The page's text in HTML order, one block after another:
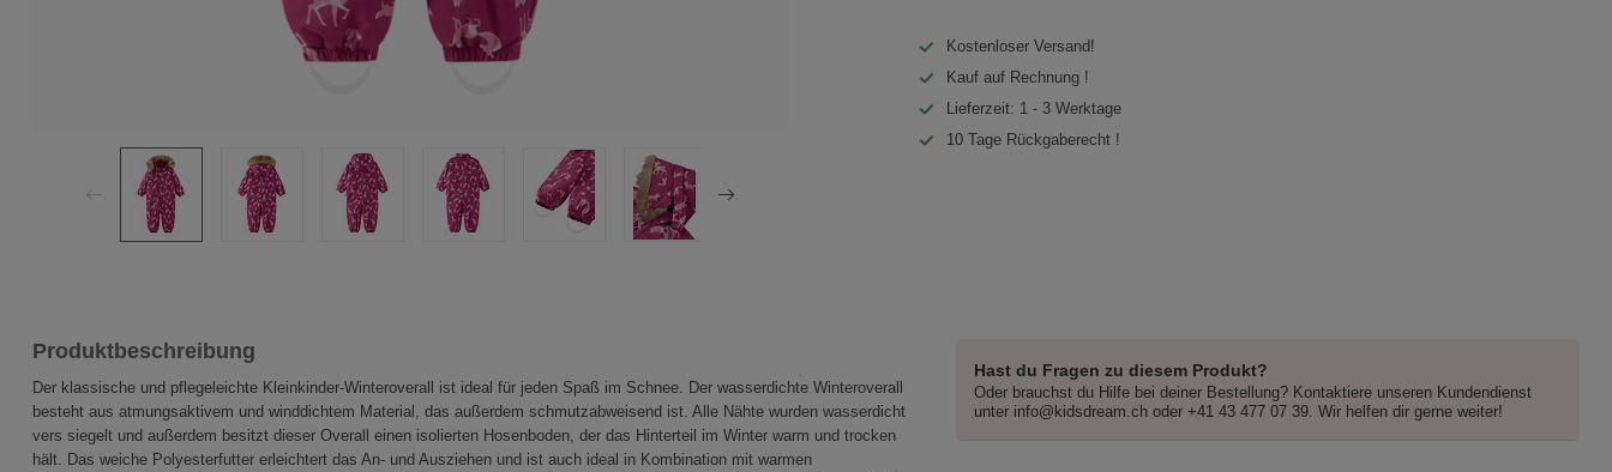
Kostenloser Versand!
Kauf auf Rechnung !
Lieferzeit: 1 - 3 Werktage
10 Tage Rückgaberecht !
Produktbeschreibung
Der klassische und pflegeleichte Kleinkinder-Winteroverall ist ideal für jeden Spaß im Schnee. Der wasserdichte Winteroverall
besteht aus atmungsaktivem und winddichtem Material, das außerdem schmutzabweisend ist. Alle Nähte wurden wasserdicht
vers siegelt und außerdem besitzt dieser Overall einen isolierten Hosenboden, der das Hinterteil im Winter warm und trocken
hält. Das weiche Polyesterfutter erleichtert das An- und Ausziehen und ist auch ideal in Kombination mit warmen
Hast du Fragen zu diesem Produkt?
Oder brauchst du Hilfe bei deiner Bestellung? Kontaktiere unseren Kundendienst
unter info@kidsdream.ch oder +41 43 477 07 39. Wir helfen dir gerne weiter!